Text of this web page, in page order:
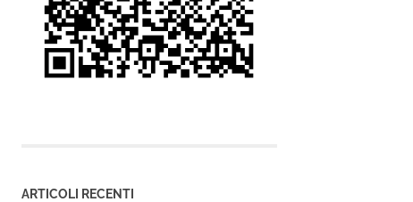
ARTICOLI RECENTI